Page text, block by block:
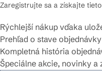
Zaregistrujte sa a získajte
Rýchlejší nákup vďaka
Prehľad o stave objednávky
Kompletná história
Špeciálne akcie, novinky